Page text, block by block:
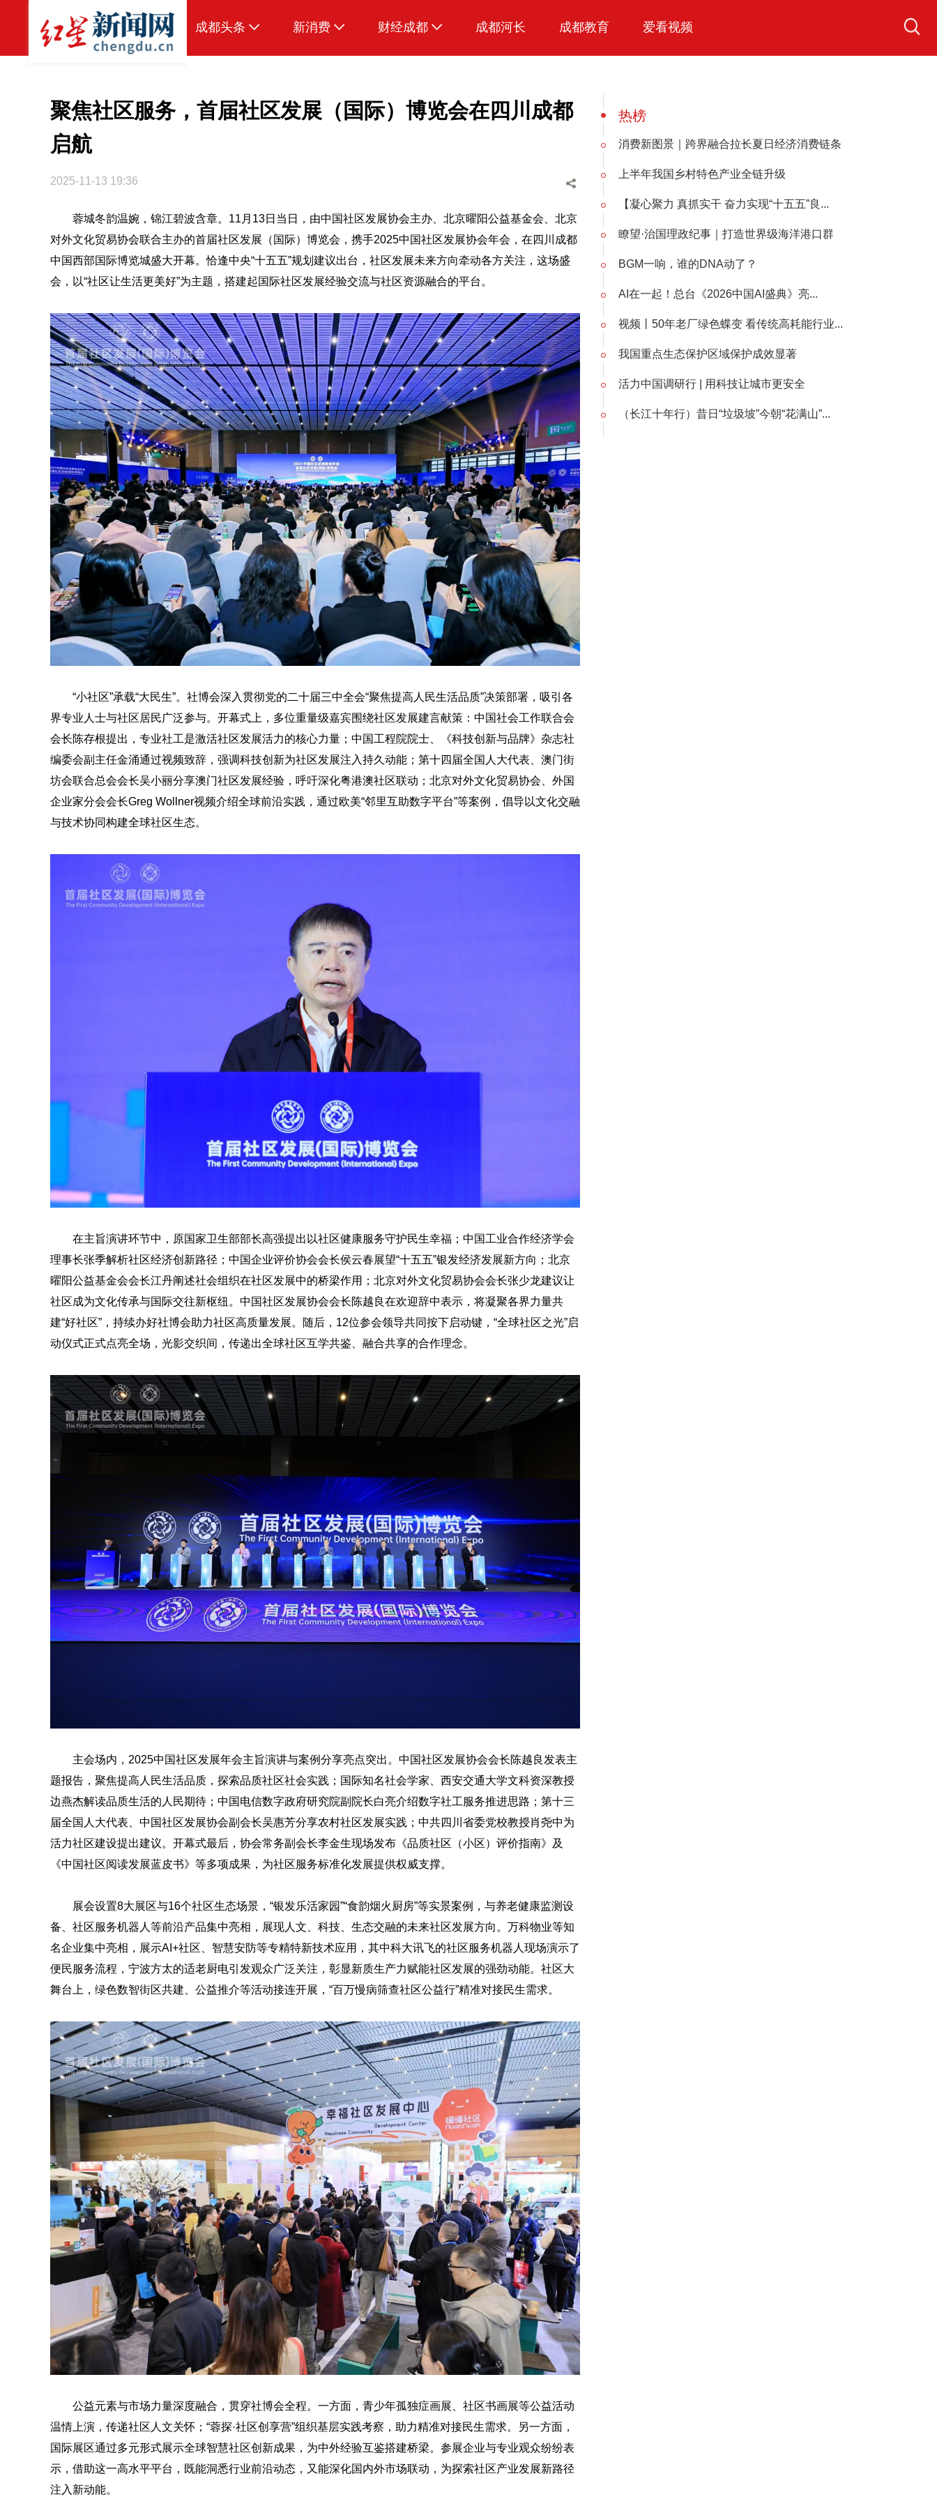
成都头条
本地
热点专题
传真机
公示
新消费 财经成都 成都河长 成都教育 爱看视频
聚焦社区服务，首届社区发展（国际）博览会在四川成都
启航
2025-11-13 19:36
蓉城冬韵温婉，锦江碧波含章。11月13日当日，由中国社区发展协会主办、北京曜阳公益基金会、北京
对外文化贸易协会联合主办的首届社区发展（国际）博览会，携手2025中国社区发展协会年会，在四川成都
中国西部国际博览城盛大开幕。恰逢中央“十五五”规划建议出台，社区发展未来方向牵动各方关注，这场盛
会，以“社区让生活更美好”为主题，搭建起国际社区发展经验交流与社区资源融合的平台。
“小社区”承载“大民生”。社博会深入贯彻党的二十届三中全会“聚焦提高人民生活品质”决策部署，吸引各
界专业人士与社区居民广泛参与。开幕式上，多位重量级嘉宾围绕社区发展建言献策：中国社会工作联合会
会长陈存根提出，专业社工是激活社区发展活力的核心力量；中国工程院院士、《科技创新与品牌》杂志社
编委会副主任金涌通过视频致辞，强调科技创新为社区发展注入持久动能；第十四届全国人大代表、澳门街
坊会联合总会会长吴小丽分享澳门社区发展经验，呼吁深化粤港澳社区联动；北京对外文化贸易协会、外国
企业家分会会长Greg Wollner视频介绍全球前沿实践，通过欧美“邻里互助数字平台”等案例，倡导以文化交融
与技术协同构建全球社区生态。
在主旨演讲环节中，原国家卫生部部长高强提出以社区健康服务守护民生幸福；中国工业合作经济学会
理事长张季解析社区经济创新路径；中国企业评价协会会长侯云春展望“十五五”银发经济发展新方向；北京
曜阳公益基金会会长江丹阐述社会组织在社区发展中的桥梁作用；北京对外文化贸易协会会长张少龙建议让
社区成为文化传承与国际交往新枢纽。中国社区发展协会会长陈越良在欢迎辞中表示，将凝聚各界力量共
建“好社区”，持续办好社博会助力社区高质量发展。随后，12位参会领导共同按下启动键，“全球社区之光”启
动仪式正式点亮全场，光影交织间，传递出全球社区互学共鉴、融合共享的合作理念。
主会场内，2025中国社区发展年会主旨演讲与案例分享亮点突出。中国社区发展协会会长陈越良发表主
题报告，聚焦提高人民生活品质，探索品质社区社会实践；国际知名社会学家、西安交通大学文科资深教授
边燕杰解读品质生活的人民期待；中国电信数字政府研究院副院长白亮介绍数字社工服务推进思路；第十三
届全国人大代表、中国社区发展协会副会长吴惠芳分享农村社区发展实践；中共四川省委党校教授肖尧中为
活力社区建设提出建议。开幕式最后，协会常务副会长李金生现场发布《品质社区（小区）评价指南》及
《中国社区阅读发展蓝皮书》等多项成果，为社区服务标准化发展提供权威支撑。
展会设置8大展区与16个社区生态场景，“银发乐活家园”“食韵烟火厨房”等实景案例，与养老健康监测设
备、社区服务机器人等前沿产品集中亮相，展现人文、科技、生态交融的未来社区发展方向。万科物业等知
名企业集中亮相，展示AI+社区、智慧安防等专精特新技术应用，其中科大讯飞的社区服务机器人现场演示了
便民服务流程，宁波方太的适老厨电引发观众广泛关注，彰显新质生产力赋能社区发展的强劲动能。社区大
舞台上，绿色数智街区共建、公益推介等活动接连开展，“百万慢病筛查社区公益行”精准对接民生需求。
公益元素与市场力量深度融合，贯穿社博会全程。一方面，青少年孤独症画展、社区书画展等公益活动
温情上演，传递社区人文关怀；“蓉探·社区创享营”组织基层实践考察，助力精准对接民生需求。另一方面，
国际展区通过多元形式展示全球智慧社区创新成果，为中外经验互鉴搭建桥梁。参展企业与专业观众纷纷表
示，借助这一高水平平台，既能洞悉行业前沿动态，又能深化国内外市场联动，为探索社区产业发展新路径
注入新动能。
热榜
消费新图景｜跨界融合拉长夏日经济消费链条
上半年我国乡村特色产业全链升级
【凝心聚力 真抓实干 奋力实现“十五五”良...
瞭望·治国理政纪事｜打造世界级海洋港口群
BGM一响，谁的DNA动了？
AI在一起！总台《2026中国AI盛典》亮...
视频丨50年老厂绿色蝶变 看传统高耗能行业...
我国重点生态保护区域保护成效显著
活力中国调研行 | 用科技让城市更安全
（长江十年行）昔日“垃圾坡”今朝“花满山”...